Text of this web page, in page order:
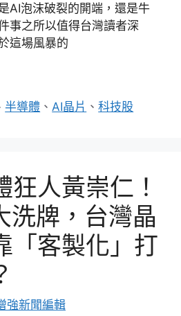
AI泡沫破裂的開端，還是牛
事之所以值得台灣讀者深
這場風暴的
半導體 、 AI晶片 、科技股
狂人黃崇仁！
洗牌，台灣晶
「客製化」打
強新聞編輯